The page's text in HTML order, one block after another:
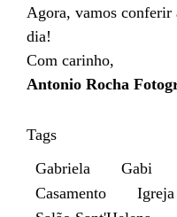
Agora, vamos conferir
dia!
Com carinho,
Antonio Rocha
Tags
Gabriela
Gabi
Casamento
Igreja